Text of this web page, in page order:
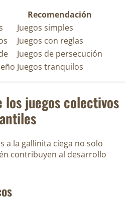
Recomendación
Juegos simples
Juegos con reglas
Juegos de persecución
Juegos tranquilos
los juegos colectivos
a la gallinita ciega no solo
contribuyen al desarrollo